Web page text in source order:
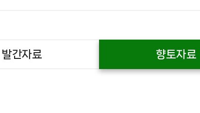
발간자료 향토자료